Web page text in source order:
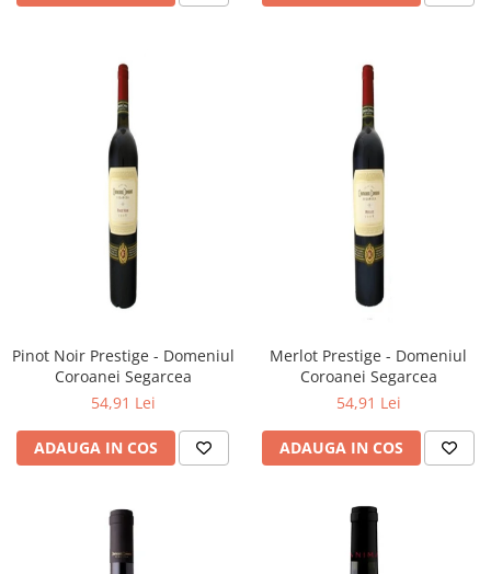
Pinot Noir Prestige - Domeniul
Coroanei Segarcea
54,91 Lei
ADAUGA IN COS
Merlot Prestige - Domeniul
Coroanei Segarcea
54,91 Lei
ADAUGA IN COS